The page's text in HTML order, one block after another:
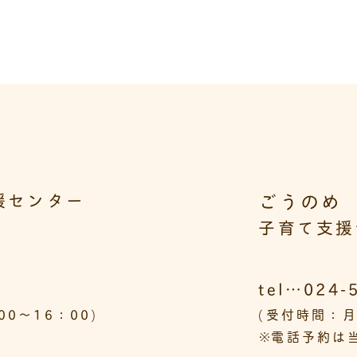
ンター
～16：00)
ごうのめ
子育て支
tel…024-
(受付時間：
※電話予約は